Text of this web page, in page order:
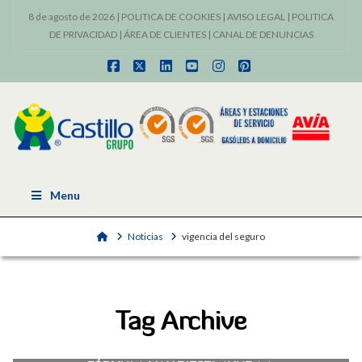
8 de agosto de 2026 | POLITICA DE COOKIES | AVISO LEGAL | POLITICA
DE PRIVACIDAD| ÁREA DE CLIENTES| CANAL DE DENUNCIAS
Facebook
X LinkedInYouTubeInstagram
Pinterest
Menu
HomeNoticias vigencia del seguro
Tag Archive